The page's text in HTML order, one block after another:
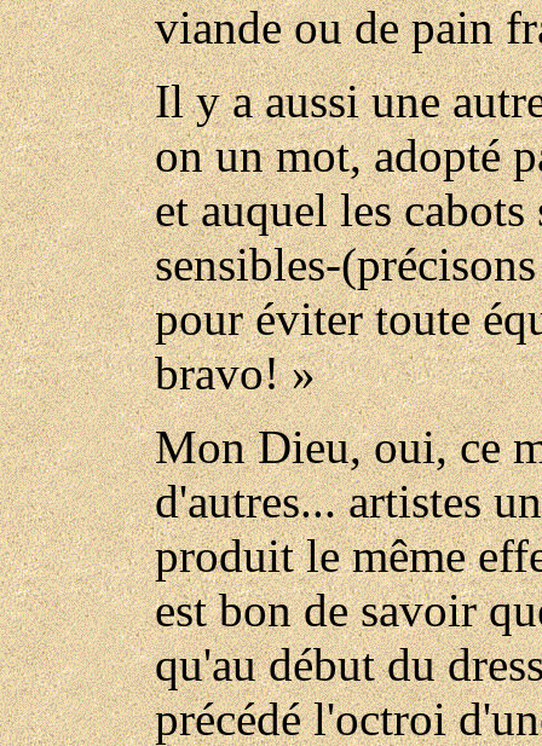
viande ou de pain
Il y a aussi une
on un mot, adopté
et auquel les
sensibles-
pour éviter toute
bravo! »
Mon Dieu, oui, ce
d'autres... artistes
produit le même
est bon de savoir
qu'au début du
précédé l'octroi